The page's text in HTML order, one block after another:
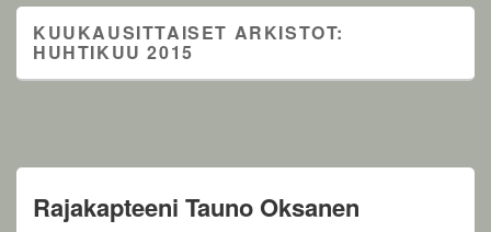
KUUKAUSITTAISET ARKISTOT:
HUHTIKUU 2015
Rajakapteeni Tauno Oksanen